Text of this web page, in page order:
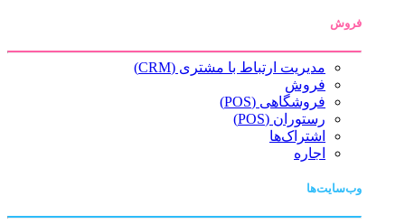
فروش
مدیریت ارتباط با مشتری (CRM)
فروش
فروشگاهی (POS)
رستوران (POS)
اشتراک‌ها
اجاره
وب‌سایت‌ها